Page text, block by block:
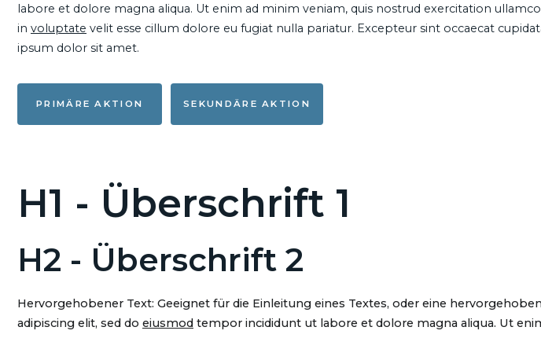
labore et dolore magna aliqua. Ut enim ad minim veniam, quis nostrud exercitation
in voluptate velit esse cillum dolore eu fugiat nulla pariatur. Excepteur sint occaecat
ipsum dolor sit amet.
PRIMÄRE AKTION SEKUNDÄRE AKTION
H1 - Überschrift 1
H2 - Überschrift 2
Hervorgehobener Text: Geeignet für die Einleitung eines Textes, oder eine
adipiscing elit, sed do eiusmod tempor incididunt ut labore et dolore magna aliqua. Ut